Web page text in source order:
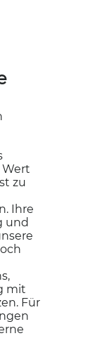
Wert
zu
Ihre
und
mit
Für